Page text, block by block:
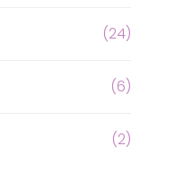
(24)
(6)
(2)